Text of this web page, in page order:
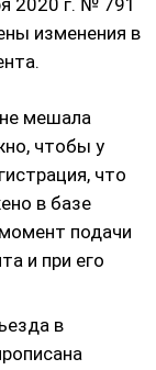
2020 г. № 791
изменения в
мешала
чтобы у
что
в базе
подачи
и при его
в